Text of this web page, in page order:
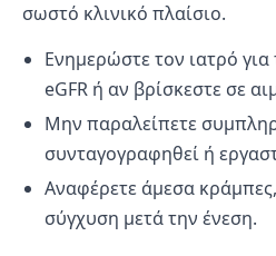
σωστό κλινικό πλαίσιο.
Ενημερώστε τον ιατρό για
eGFR ή αν βρίσκεστε σε
Μην παραλείπετε
συνταγογραφηθεί ή
Αναφέρετε άμεσα
σύγχυση μετά την ένεση.